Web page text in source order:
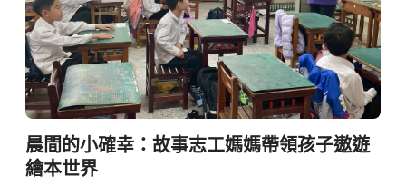
晨間的小確幸：故事志工媽媽帶領孩子遨遊
繪本世界